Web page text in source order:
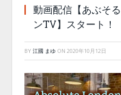
動画配信【あぶそ
ンTV】スタート！
BY 江國 まゆ ON 2020年10月12日